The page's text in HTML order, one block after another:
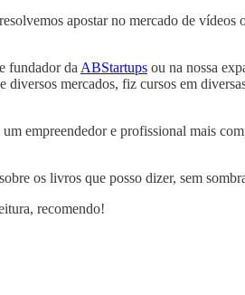
apostar no mercado de
fundador da ABStartups ou na nossa
mercados, fiz cursos em
empreendedor e profissional mais
os livros que posso dizer, sem
recomendo!